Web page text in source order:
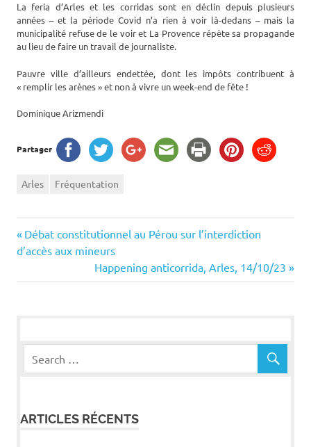
La feria d’Arles et les corridas sont en déclin depuis plusieurs
années – et la période Covid n’a rien à voir là-dedans – mais la
municipalité refuse de le voir et La Provence répète sa propagande
au lieu de faire un travail de journaliste.
Pauvre ville d’ailleurs endettée, dont les impôts contribuent à
« remplir les arènes » et non à vivre un week-end de fête !
Dominique Arizmendi
Partager
Arles Fréquentation
Navigation
Previous
Post:
Débat constitutionnel au Pérou sur l’interdiction
d’accès aux mineurs
Next
Post:
Happening anticorrida, Arles, 14/10/23
ARTICLES RÉCENTS